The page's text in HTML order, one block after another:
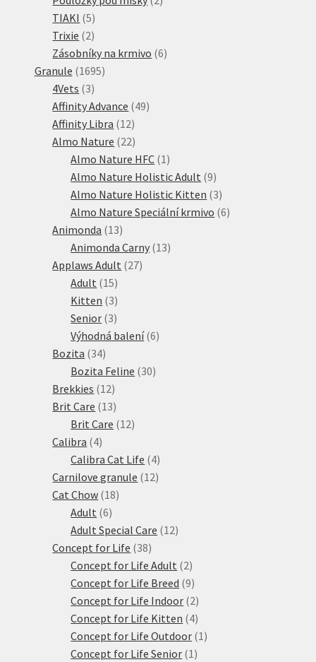
TIAKI 55
produktů
Trixie 22
produkty
Zásobníky na krmivo 66
Granule 16951695
4Vets 33
produkty
Affinity Advance 4949
Affinity Libra 1212
produktů
Almo Nature 2222
produktů
Almo Nature HFC 1 1
produkt
Almo Nature Holistic Adult 99
produktů
Almo Nature Holistic Kitten 33
produkty
Almo Nature Speciální krmivo 66
Animonda 1313
produktů
Animonda Carny 1313
Applaws Adult 2727
Adult 1515
produktů
Kitten 33
produkty
Senior 33
produkty
Výhodná balení 66
Bozita 3434
produktů
Bozita Feline 3030
Brekkies 1212
produktů
Brit Care 1313
produktů
Brit Care 1212
Calibra 44
produkty
Calibra Cat Life 44
produkty
Carnilove granule 1212
Cat Chow 1818
Adult 66
produktů
Adult Special Care 1212
Concept for Life 3838
produktů
Concept for Life Adult 22
produkty
Concept for Life Breed 99
produktů
Concept for Life Indoor 22
produkty
Concept for Life Kitten 44
produkty
Concept for Life Outdoor 1 1
Concept for Life Senior 1 1